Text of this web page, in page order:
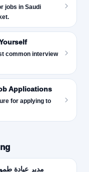
jobs in Saudi
common interview
Applications
for applying to